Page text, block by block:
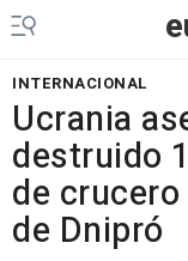
INTERNACIONAL
Ucrania
destruido
de
de Dnipró